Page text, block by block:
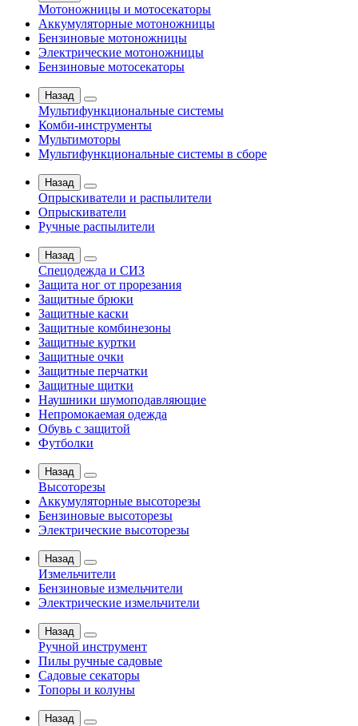
Мотоножницы и мотосекаторы
Аккумуляторные мотоножницы
Бензиновые мотоножницы
Электрические мотоножницы
Бензиновые мотосекаторы
Назад
Мультифункциональные системы
Комби-инструменты
Мультимоторы
Мультифункциональные системы в сборе
Назад
Опрыскиватели и распылители
Опрыскиватели
Ручные распылители
Назад
Спецодежда и СИЗ
Защита ног от прорезания
Защитные брюки
Защитные каски
Защитные комбинезоны
Защитные куртки
Защитные очки
Защитные перчатки
Защитные щитки
Наушники шумоподавляющие
Непромокаемая одежда
Обувь с защитой
Футболки
Назад
Высоторезы
Аккумуляторные высоторезы
Бензиновые высоторезы
Электрические высоторезы
Назад
Измельчители
Бензиновые измельчители
Электрические измельчители
Назад
Ручной инструмент
Пилы ручные садовые
Садовые секаторы
Топоры и колуны
Назад